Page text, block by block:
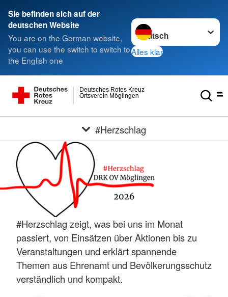
Sie befinden sich auf der
deutschen Website
You are on the German website,
you can use the switch to switch to
the English one
Sprache wechseln zu
Alles klar
Ortsverein Möglingen
Deutsches Rotes Kreuz
#Herzschlag
#Herzschlag zeigt, was bei uns im Monat
passiert, von Einsätzen über Aktionen bis zu
Veranstaltungen und erklärt spannende
Themen aus Ehrenamt und Bevölkerungsschutz
verständlich und kompakt.